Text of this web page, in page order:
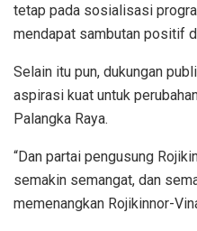
tetap pada sosialisasi
mendapat sambutan positif
Selain itu pun, dukungan
aspirasi kuat untuk
Palangka Raya.
“Dan partai pengusung
semakin semangat, dan
memenangkan Rojikinnor-